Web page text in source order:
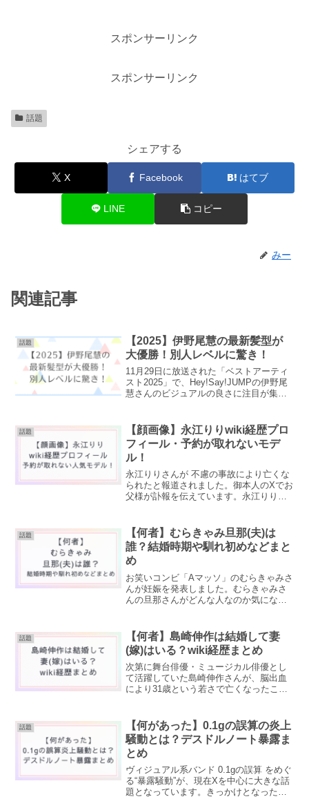
スポンサーリンク
スポンサーリンク
話題
シェアする
X Facebook はてブ
LINE コピー
みー
関連記事
話題
【2025】伊野尾慧の最新髪型が
大優勝！別人レベルに驚き！
11月29日に放送された「ベストアーティ
スト2025」で、Hey!Say!JUMPの伊野尾
慧さんのビジュアルの良さに注目が集ま
て、かわいい印象を持っている方が多い
のではな...
話題
【顔画像】永江りりwiki経歴プロ
フィール・予約が取れないモデ
ル！
永江りりさんが 不慮の事故により亡くな
られたと報道されました。御本人のXでお
父様が訃報を伝えています。永江りりさ
査しました。【顔画像】永江りりwiki経歴
プロフィール引用...
話題
【何者】むらきゃみ旦那(夫)は
誰？結婚時期や馴れ初めなどまと
め
お笑いコンビ「Aマッソ」のむらきゃみさ
んが妊娠を発表しました。むらきゃみさ
んの旦那さんがどんな人なのか気になり
調査しました。むらきゃみwiki経歴・プロ
フィール引用：X...
話題
【何者】島崎伸作は結婚して妻
(嫁)はいる？wiki経歴まとめ
次第に舞台俳優・ミュージカル俳優とし
て活躍していた島崎伸作さんが、脳出血
により31歳という若さで亡くなったこと
崎伸作さんに妻や子供はいるのでしょう
か？また経歴やプロフィ...
話題
【何があった】0.1gの誤算の炎上
騒動とは？デスドルノート暴露ま
とめ
ヴィジュアル系バンド 0.1gの誤算 をめぐ
る“暴露騒動”が、現在Xを中心に大きな話
題となっています。きっかけとなったの